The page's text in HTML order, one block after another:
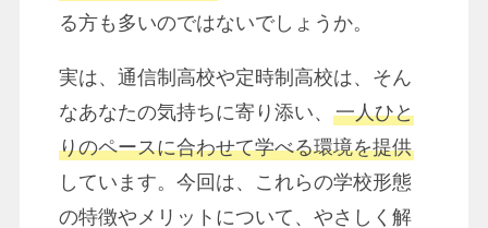
る方も多いのではないでしょうか。
実は、通信制高校や定時制高校は、そん
なあなたの気持ちに寄り添い、 一人ひと
りのペースに合わせて学べる環境を提供
しています。今回は、これらの学校形態
の特徴やメリットについて、やさしく解